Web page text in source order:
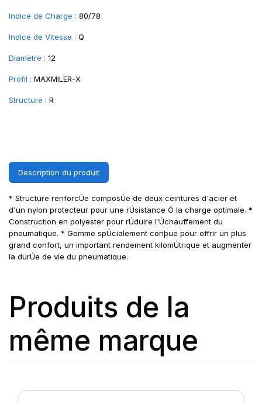
Indice de Charge : 80/78
Indice de Vitesse : Q
Diamètre : 12
Profil : MAXMILER-X
Structure : R
Description du produit
* Structure renforcÚe composÚe de deux ceintures d'acier et
d'un nylon protecteur pour une rÚsistance Ó la charge optimale. *
Construction en polyester pour rÚduire l'Úchauffement du
pneumatique. * Gomme spÚcialement conþue pour offrir un plus
grand confort, un important rendement kilomÚtrique et augmenter
la durÚe de vie du pneumatique.
Produits de la
même marque